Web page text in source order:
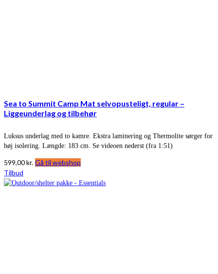
Sea to Summit Camp Mat selvopusteligt, regular –
Liggeunderlag og tilbehør
Luksus underlag med to kamre. Ekstra laminering og Thermolite sørger for
høj isolering. Længde: 183 cm. Se videoen nederst (fra 1:51)
599,00kr. Gå til webshop
Tilbud